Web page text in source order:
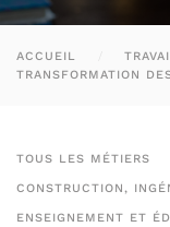
ACCUEIL
TRANSFORMATION
TOUS LES MÉTIERS
CONSTRUCTION,
ENSEIGNEMENT ET